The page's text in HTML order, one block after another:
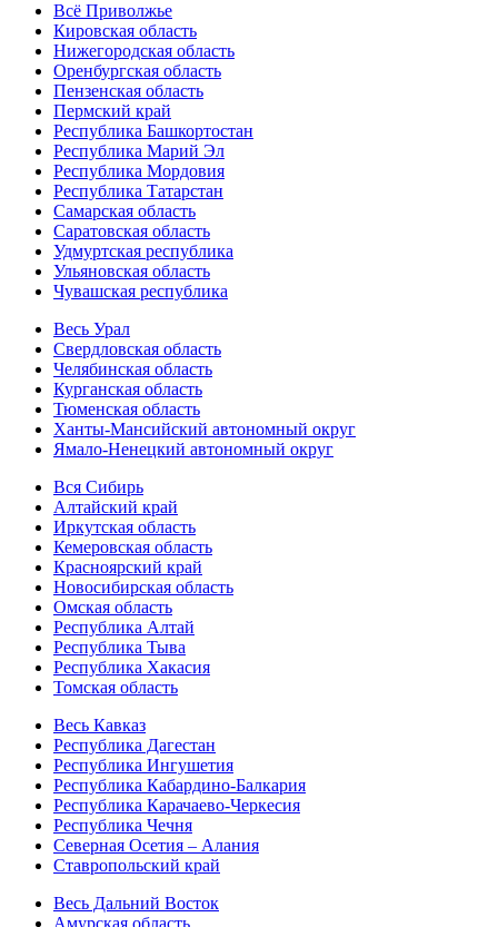
Всё Приволжье
Кировская область
Нижегородская область
Оренбургская область
Пензенская область
Пермский край
Республика Башкортостан
Республика Марий Эл
Республика Мордовия
Республика Татарстан
Самарская область
Саратовская область
Удмуртская республика
Ульяновская область
Чувашская республика
Весь Урал
Свердловская область
Челябинская область
Курганская область
Тюменская область
Ханты-Мансийский автономный округ
Ямало-Ненецкий автономный округ
Вся Сибирь
Алтайский край
Иркутская область
Кемеровская область
Красноярский край
Новосибирская область
Омская область
Республика Алтай
Республика Тыва
Республика Хакасия
Томская область
Весь Кавказ
Республика Дагестан
Республика Ингушетия
Республика Кабардино-Балкария
Республика Карачаево-Черкесия
Республика Чечня
Северная Осетия – Алания
Ставропольский край
Весь Дальний Восток
Амурская область